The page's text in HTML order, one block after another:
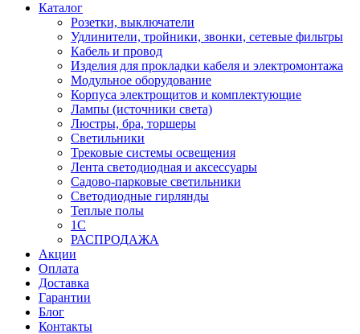
Каталог
Розетки, выключатели
Удлинители, тройники, звонки, сетевые фильтры
Кабель и провод
Изделия для прокладки кабеля и электромонтажа
Модульное оборудование
Корпуса электрощитов и комплектующие
Лампы (источники света)
Люстры, бра, торшеры
Светильники
Трековые системы освещения
Лента светодиодная и аксессуары
Садово-парковые светильники
Светодиодные гирлянды
Теплые полы
1С
РАСПРОДАЖА
Акции
Оплата
Доставка
Гарантии
Блог
Контакты